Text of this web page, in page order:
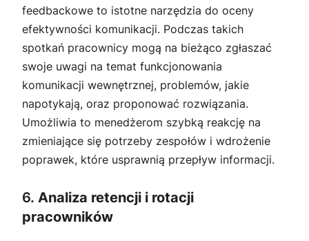
feedbackowe to istotne narzędzia do oceny
efektywności komunikacji. Podczas takich
spotkań pracownicy mogą na bieżąco zgłaszać
swoje uwagi na temat funkcjonowania
komunikacji wewnętrznej, problemów, jakie
napotykają, oraz proponować rozwiązania.
Umożliwia to menedżerom szybką reakcję na
zmieniające się potrzeby zespołów i wdrożenie
poprawek, które usprawnią przepływ informacji.
6. Analiza retencji i rotacji
pracowników